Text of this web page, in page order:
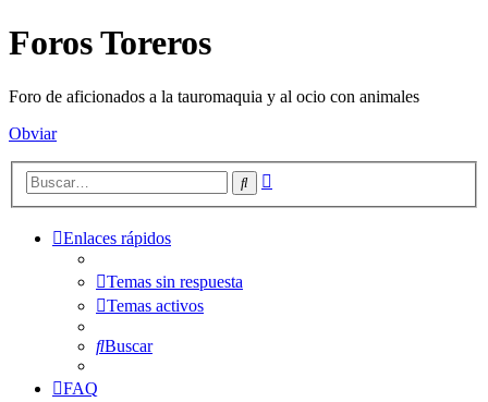
Foros Toreros
Foro de aficionados a la tauromaquia y al ocio con animales
Obviar
Buscar
Enlaces rápidos
Temas sin respuesta
Temas activos
Buscar
FAQ